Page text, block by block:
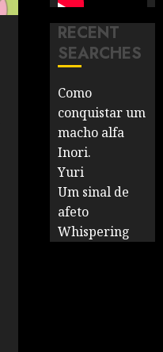
RECENT
SEARCHES
Como
conquistar um
macho alfa
Inori.
Yuri
Um sinal de
afeto
Whispering